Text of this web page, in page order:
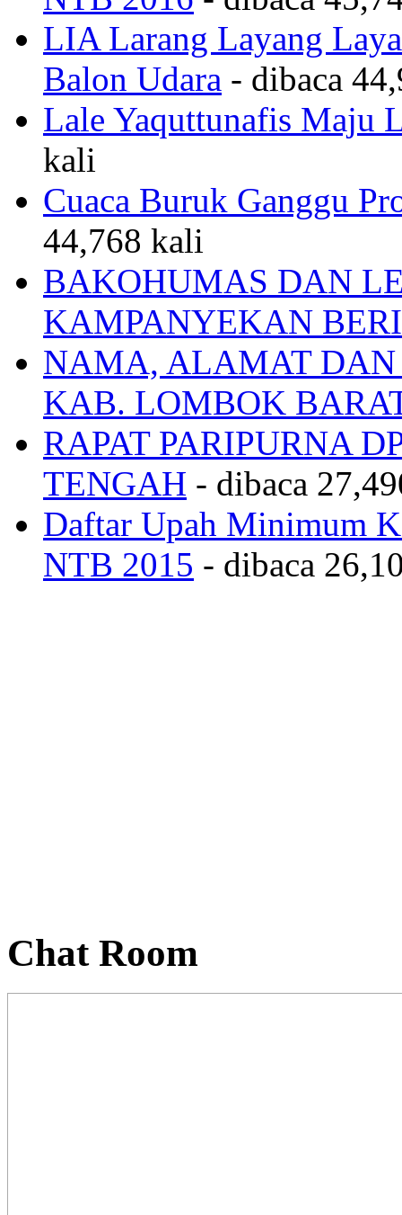
LIA Larang Layang
Balon Udara - dibaca
Lale Yaquttunafis Maju
kali
Cuaca Buruk Ganggu
44,768 kali
BAKOHUMAS DAN
KAMPANYEKAN
NAMA, ALAMAT DAN
KAB. LOMBOK
RAPAT PARIPURNA
TENGAH - dibaca
Daftar Upah Minimum
NTB 2015 - dibaca
Chat Room